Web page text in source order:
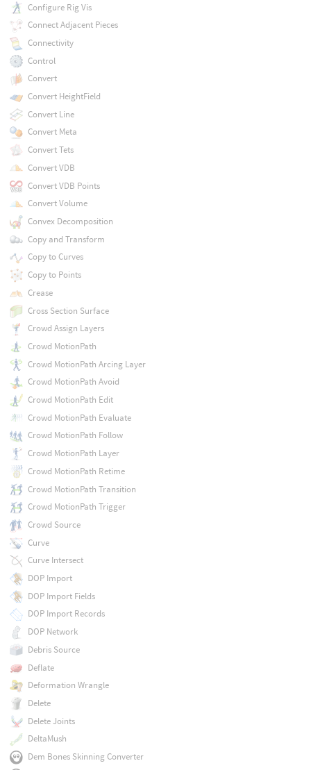
Configure Rig Vis
Connect Adjacent Pieces
Connectivity
Control
Convert
Convert HeightField
Convert Line
Convert Meta
Convert Tets
Convert VDB
Convert VDB Points
Convert Volume
Convex Decomposition
Copy and Transform
Copy to Curves
Copy to Points
Crease
Cross Section Surface
Crowd Assign Layers
Crowd MotionPath
Crowd MotionPath Arcing Layer
Crowd MotionPath Avoid
Crowd MotionPath Edit
Crowd MotionPath Evaluate
Crowd MotionPath Follow
Crowd MotionPath Layer
Crowd MotionPath Retime
Crowd MotionPath Transition
Crowd MotionPath Trigger
Crowd Source
Curve
Curve Intersect
DOP Import
DOP Import Fields
DOP Import Records
DOP Network
Debris Source
Deflate
Deformation Wrangle
Delete
Delete Joints
DeltaMush
Dem Bones Skinning Converter